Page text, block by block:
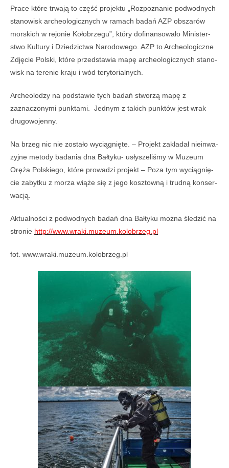
Prace które trwają to część pro­jektu
Roz­po­zna­nie pod­wod­nych
sta­no­wisk arche­olo­gicz­nych w ramach badań AZP obsza­rów
mor­skich w rejo­nie Koło­brzegu”, który dofi­nan­so­wało Mini­ster­
stwo Kul­tury i Dzie­dzic­twa Naro­do­wego. AZP to Arche­olo­giczne
Zdję­cie Pol­ski, które przed­sta­wia mapę arche­olo­gicz­nych sta­no­
wisk na tere­nie kraju i wód tery­to­rial­nych.
Archeolodzy na podstawie tych badań stworzą mapę z
zaznaczonymi punktami. Jednym z takich punktów jest wrak
dru­go­wo­jenny.
Na brzeg nic nie zostało wycią­gnięte. – Pro­jekt zakła­dał nie­in­wa­
zyjne metody bada­nia dna Bał­tyku- usły­sze­li­śmy w Muzeum
Oręża Pol­skiego, które pro­wa­dzi pro­jekt – Poza tym wycią­gnię­
cie zabytku z morza wiąże się z jego kosz­towną i trudną kon­ser­
wa­cją.
Aktu­al­no­ści z pod­wod­nych badań dna Bał­tyku można śle­dzić na
stro­nie http://www.wraki.muzeum.kolobrzeg.pl
fot. www.wraki.muzeum.kolobrzeg.pl